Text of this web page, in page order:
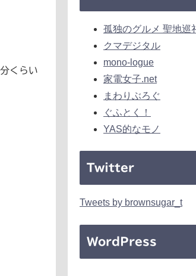
くらい
孤独のグルメ 聖地巡
クマデジタル
mono-logue
家電女子.net
まわりぶろぐ
ぐふとく！
YAS的なモノ
Twitter
Tweets by brownsugar_t
WordPress